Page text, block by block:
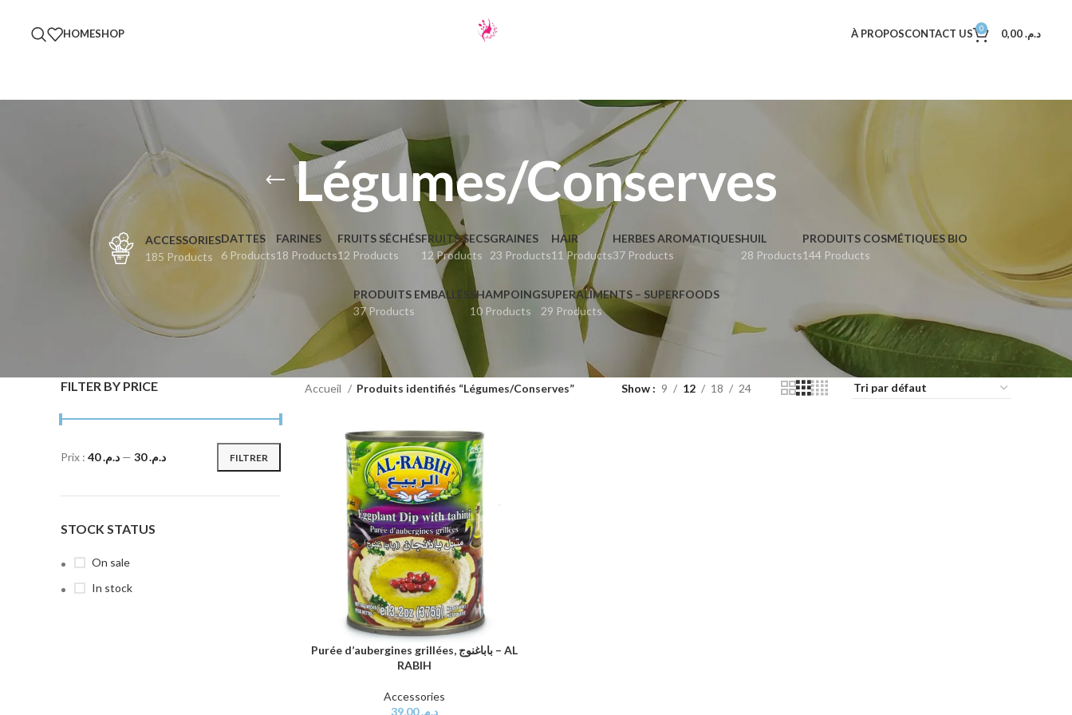
HOMESHOP À PROPOSCONTACT US 0 د.م.0,00
Légumes/Conserves
ACCESSORIES
185 Products
DATTES
6 Products
FARINES
18 Products
FRUITS SÉCHÉS
12 Products
FRUITS SECS
12 Products
GRAINES
23 Products
HAIR
11 Products
HERBES AROMATIQUES
37 Products
HUIL
28 Products
PRODUITS COSMÉTIQUES BIO
144 Products
PRODUITS EMBALLÉS
37 Products
SHAMPOING
10 Products
SUPERALIMENTS – SUPERFOODS
29 Products
FILTER BY PRICE
FILTRER
Prix : د.م. 30 — د.م. 40
STOCK STATUS
On sale
In stock
Accueil Produits identifiés “Légumes/Conserves” Show 9 12 18 24
AJOUTER AU PANIER
Purée d’aubergines grillées, باباغنوج – AL
RABIH
Accessories
د.م.39,00